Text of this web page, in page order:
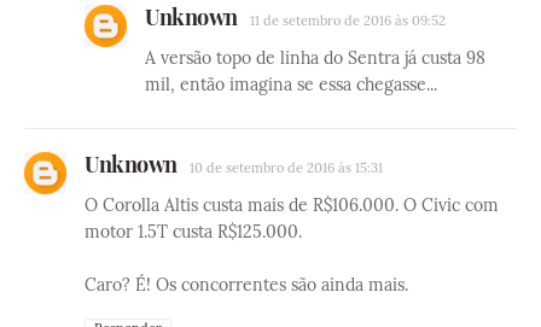
Unknown 11 de setembro de 2016 às 09:52
A versão topo de linha do Sentra já custa 98
mil, então imagina se essa chegasse...
Unknown 10 de setembro de 2016 às 15:31
O Corolla Altis custa mais de R$106.000. O Civic com
motor 1.5T custa R$125.000.
Caro? É! Os concorrentes são ainda mais.